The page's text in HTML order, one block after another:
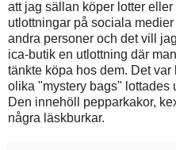
att jag sällan köper lotter
utlottningar på sociala
andra personer och det vill
ica-butik en utlottning där
tänkte köpa hos dem. Det var
olika "mystery bags" lottades
Den innehöll pepparkakor,
några läskburkar.